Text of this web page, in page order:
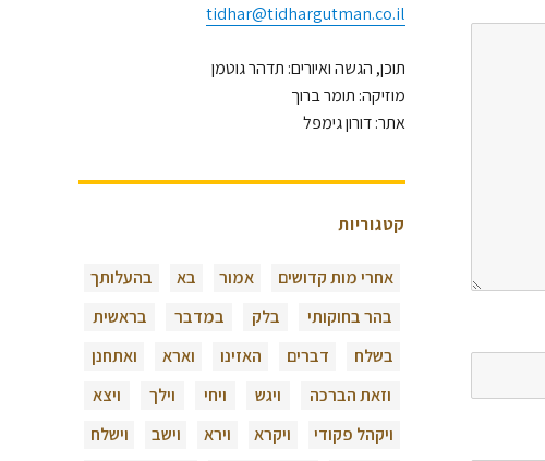
tidhar@tidhargutman.co.il
תוכן, הגשה ואיורים: תדהר גוטמן
מוזיקה: תומר ברוך
אתר: דורון גימפל
קטגוריות
אחרי מות קדושים אמור בא
בהעלותך
בהר בחוקותי
בלק במדבר
בראשית
בשלח
דברים האזינו וארא
ואתחנן
וזאת הברכה
ויגש ויחי וילך
ויצא
ויקהל פקודי
ויקרא וירא וישב
וישלח